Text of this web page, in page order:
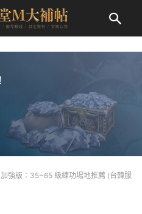
加強版：35~65 級練功場地推薦 (台韓服